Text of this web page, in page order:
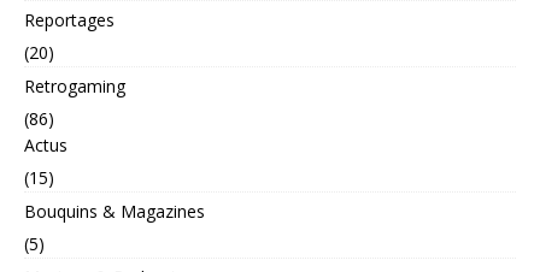
Reportages
(20)
Retrogaming
(86)
Actus
(15)
Bouquins & Magazines
(5)